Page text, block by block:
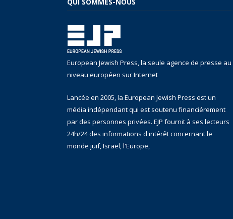
European Jewish Press, la seule agence de presse au
niveau européen sur Internet
Lancée en 2005, la European Jewish Press est un
média indépendant qui est soutenu financiérement
par des personnes privées. EJP fournit à ses lecteurs
24h/24 des informations d'intérêt concernant le
monde juif, Israël, l'Europe,